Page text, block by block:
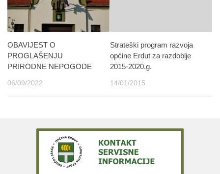
OBAVIJEST O
PROGLAŠENJU
PRIRODNE NEPOGODE
06/09/2022
Strateški program razvoja
općine Erdut za razdoblje
2015-2020.g.
14/01/2015